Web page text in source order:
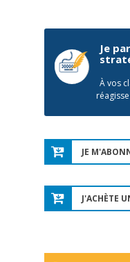
Je
À vos
JE
J'ACHÈTE